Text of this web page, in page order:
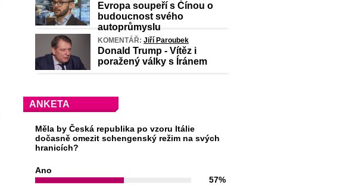
Evropa soupeří s Čínou o
budoucnost svého
autoprůmyslu
KOMENTÁŘ: Jiří Paroubek
Donald Trump - Vítěz i
poražený války s Íránem
ANKETA
Měla by Česká republika po vzoru Itálie
dočasně omezit schengenský režim na svých
hranicích?
Ano
57%